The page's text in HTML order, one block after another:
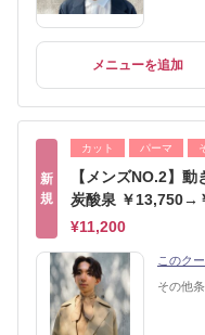
メニューを追加
新
規
カット パーマ
【メンズNO.2】
炭酸泉 ￥13,750→
¥11,200
このク
その他条